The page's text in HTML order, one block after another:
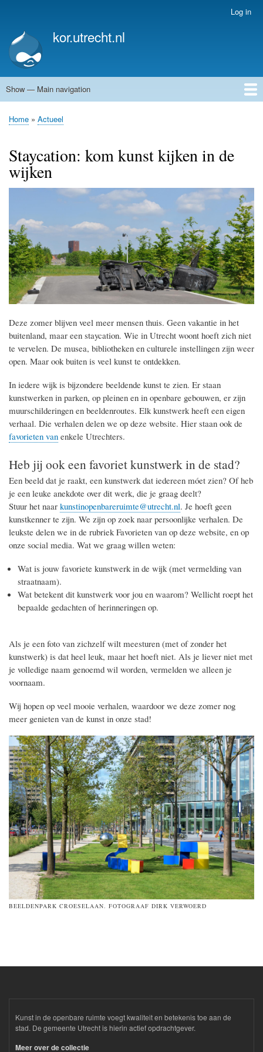
account
menu
Log in
kor.utrecht.nl
Main
Show — Main navigation
Home
Kunstwerken
Actueel
Routes
Breadcrumb
Home Actueel
Staycation: kom kunst kijken in de
wijken
Deze zomer blijven veel meer mensen thuis. Geen vakantie in het
buitenland, maar een staycation. Wie in Utrecht woont hoeft zich niet
te vervelen. De musea, bibliotheken en culturele instellingen zijn weer
open. Maar ook buiten is veel kunst te ontdekken.
In iedere wijk is bijzondere beeldende kunst te zien. Er staan
kunstwerken in parken, op pleinen en in openbare gebouwen, er zijn
muurschilderingen en beeldenroutes. Elk kunstwerk heeft een eigen
verhaal. Die verhalen delen we op deze website. Hier staan ook de
favorieten van enkele Utrechters.
Heb jij ook een favoriet kunstwerk in de stad?
Een beeld dat je raakt, een kunstwerk dat iedereen móet zien? Of heb
je een leuke anekdote over dit werk, die je graag deelt?
Stuur het naar kunstinopenbareruimte@utrecht.nl. Je hoeft geen
kunstkenner te zijn. We zijn op zoek naar persoonlijke verhalen. De
leukste delen we in de rubriek Favorieten van op deze website, en op
onze social media. Wat we graag willen weten:
Wat is jouw favoriete kunstwerk in de wijk (met vermelding van
straatnaam).
Wat betekent dit kunstwerk voor jou en waarom? Wellicht roept het
bepaalde gedachten of herinneringen op.
Als je een foto van zichzelf wilt meesturen (met of zonder het
kunstwerk) is dat heel leuk, maar het hoeft niet. Als je liever niet met
je volledige naam genoemd wil worden, vermelden we alleen je
voornaam.
Wij hopen op veel mooie verhalen, waardoor we deze zomer nog
meer genieten van de kunst in onze stad!
BEELDENPARK CROESELAAN. FOTOGRAAF DIRK VERWOERD
Kunst in de openbare ruimte voegt kwaliteit en betekenis toe aan de
stad. De gemeente Utrecht is hierin actief opdrachtgever.
Meer over de collectie